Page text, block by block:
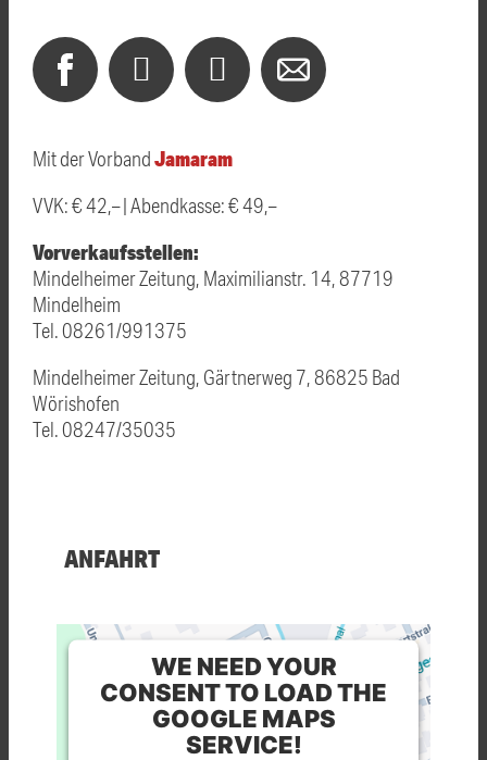
Mit der VorbandJamaram
VVK: € 42,– | Abendkasse: € 49,–
Vorverkaufsstellen:
Mindelheimer Zeitung, Maximilianstr. 14, 87719
Mindelheim
Tel. 08261/991375
Mindelheimer Zeitung, Gärtnerweg 7, 86825 Bad
Wörishofen
Tel. 08247/35035
ANFAHRT
WE NEED YOUR
CONSENT TO LOAD THE
GOOGLE MAPS
SERVICE!